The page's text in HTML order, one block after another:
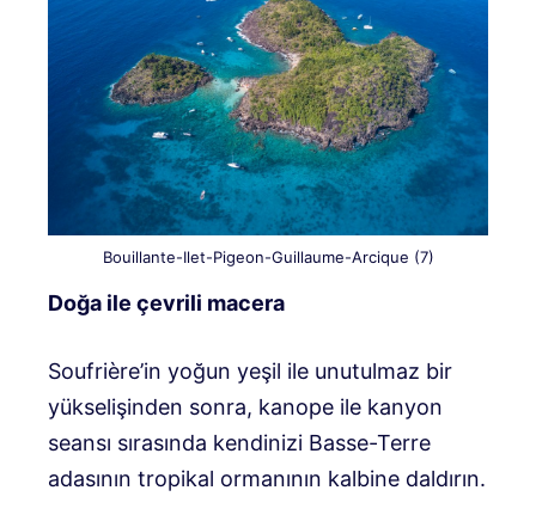
Bouillante-Ilet-Pigeon-Guillaume-Arcique (7)
Doğa ile çevrili macera
Soufrière’in yoğun yeşil ile unutulmaz bir
yükselişinden sonra, kanope ile kanyon
seansı sırasında kendinizi Basse-Terre
adasının tropikal ormanının kalbine daldırın.